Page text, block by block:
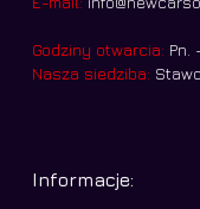
Godziny otwarcia: Pn.
Nasza siedziba:
Informacje: